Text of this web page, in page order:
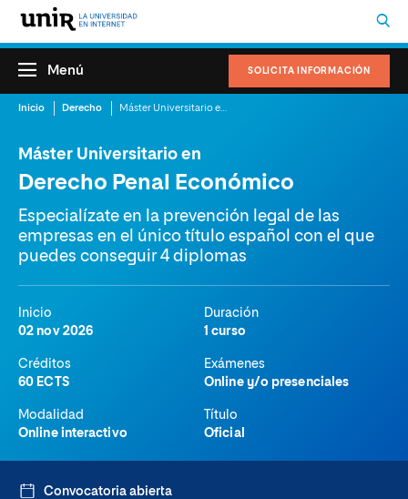
SOLICITA INFORMACIÓN
Menú
Inicio Derecho
Máster Universitario en
Derecho Penal Económico
Especialízate en la prevención legal de las
empresas en el único título español con el que
puedes conseguir 4 diplomas
Inicio
02 nov 2026
Duración
1 curso
Créditos
60 ECTS
Exámenes
Online y/o presenciales
Modalidad
Online interactivo
Título
Oficial
Convocatoria abierta